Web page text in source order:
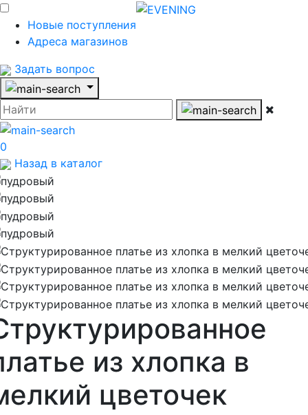
Новые поступления
Адреса магазинов
Задать вопрос
0
Назад в каталог
из хлопка в
цветочек